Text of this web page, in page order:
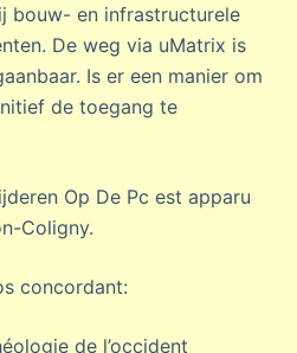
bouw- en infrastructurele
De weg via uMatrix is
Is er een manier om
de toegang te
Op De Pc est apparu
Coligny.
concordant:
de l’occident